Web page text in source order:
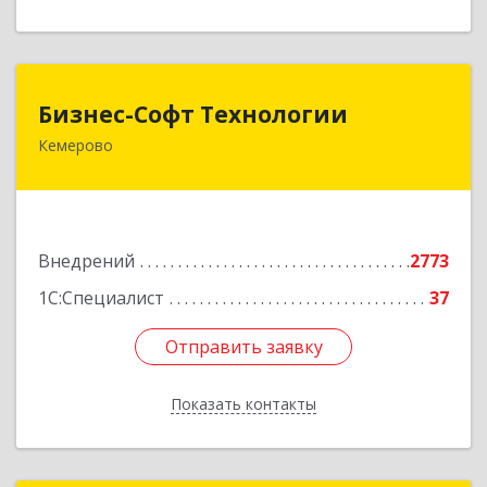
Бизнес-Софт Технологии
Кемерово
Внедрений
2773
1С:Специалист
37
Отправить заявку
Показать контакты
Бизнес-Софт Технологии
650992, Кемеровская область - Кузбасс обл,
Отправить заявку
Назад